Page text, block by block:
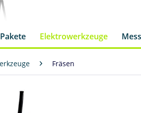
Elektrowerkzeuge
Fräsen